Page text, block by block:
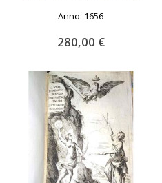
Anno: 1656
280,00 €